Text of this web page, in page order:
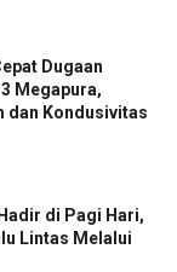
Dugaan
Megapura,
dan Kondusivitas
di Pagi Hari,
Lintas Melalui